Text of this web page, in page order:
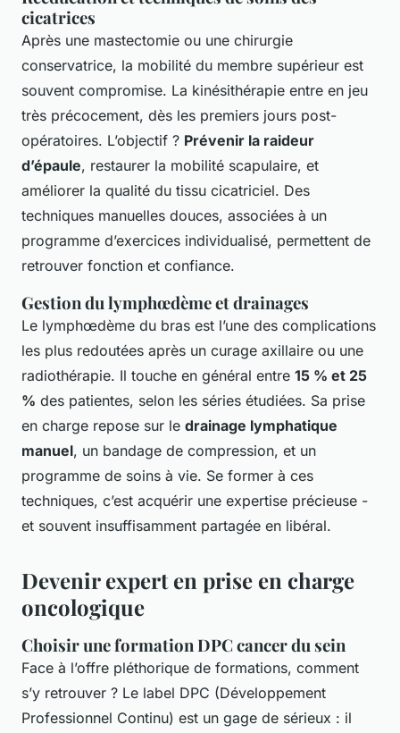
cicatrices
Après une mastectomie ou une chirurgie
conservatrice, la mobilité du membre supérieur est
souvent compromise. La kinésithérapie entre en jeu
très précocement, dès les premiers jours post-
opératoires. L’objectif ? Prévenir la raideur
d’épaule, restaurer la mobilité scapulaire, et
améliorer la qualité du tissu cicatriciel. Des
techniques manuelles douces, associées à un
programme d’exercices individualisé, permettent de
retrouver fonction et confiance.
Gestion du lymphœdème et drainages
Le lymphœdème du bras est l’une des complications
les plus redoutées après un curage axillaire ou une
radiothérapie. Il touche en général entre 15 % et 25
% des patientes, selon les séries étudiées. Sa prise
en charge repose sur le drainage lymphatique
manuel, un bandage de compression, et un
programme de soins à vie. Se former à ces
techniques, c’est acquérir une expertise précieuse -
et souvent insuffisamment partagée en libéral.
Devenir expert en prise en charge
oncologique
Choisir une formation DPC cancer du sein
Face à l’offre pléthorique de formations, comment
s’y retrouver ? Le label DPC (Développement
Professionnel Continu) est un gage de sérieux : il